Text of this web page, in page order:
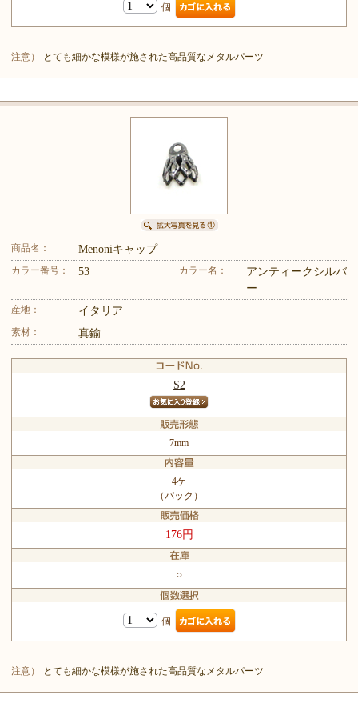
個
注意） とても細かな模様が施された高品質なメタルパーツ
商品名： Menoniキャップ
カラー番号： 53 カラー名：
アンティークシルバ
ー
産地： イタリア
素材： 真鍮
S2
7mm
4ケ
（パック）
176円
○
個
注意） とても細かな模様が施された高品質なメタルパーツ